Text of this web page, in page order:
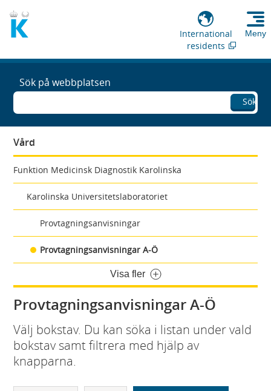
International
residents
Meny
Sök på webbplatsen
Sök
Vård
Funktion Medicinsk Diagnostik Karolinska
Karolinska Universitetslaboratoriet
Provtagningsanvisningar
Provtagningsanvisningar A-Ö
Visa fler
Provtagningsanvisningar A-Ö
Välj bokstav. Du kan söka i listan under vald
bokstav samt filtrera med hjälp av
knapparna.